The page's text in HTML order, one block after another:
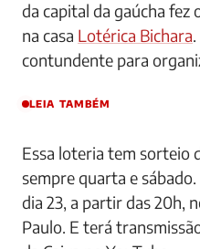
da capital da gaúcha fez
na casa Lotérica Bichara
contundente para
LEIA TAMBÉM
Essa loteria tem sorteio
sempre quarta e
dia 23, a partir das 20h,
Paulo. E terá